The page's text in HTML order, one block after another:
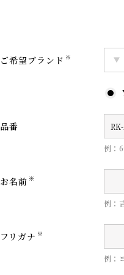
ご希望ブランド ※
品番
例：
お名前 ※
例：
フリガナ ※
例：